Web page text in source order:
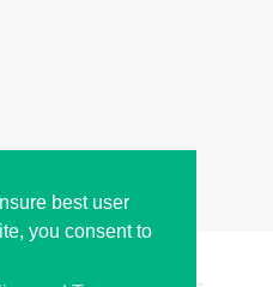
best user
you consent to